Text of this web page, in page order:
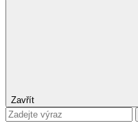
Zavřít